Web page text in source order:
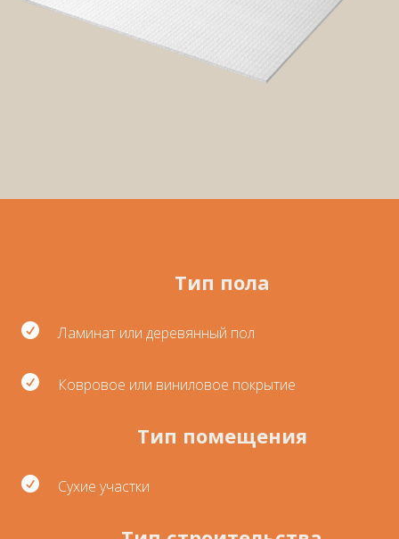
Тип пола
 Ламинат или деревянный пол
 Ковровое или виниловое покрытие
Тип помещения
 Сухие участки